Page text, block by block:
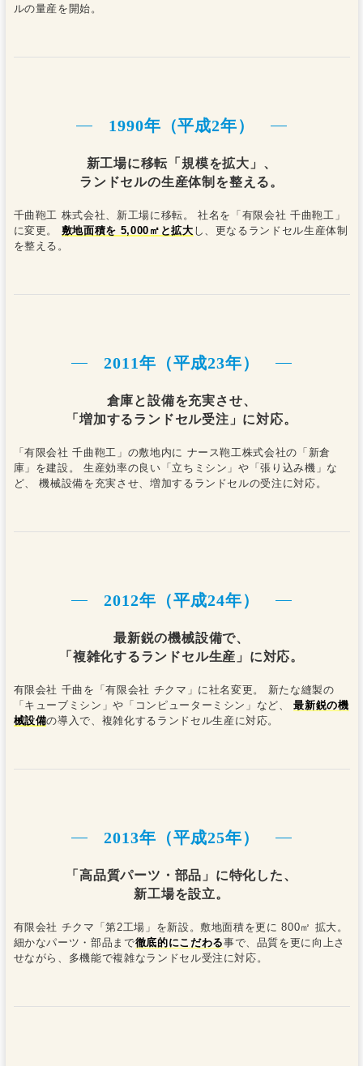
ルの量産を開始。
1990年（平成2年）
新工場に移転「規模を拡大」、
ランドセルの生産体制を整える。
千曲鞄工 株式会社、新工場に移転。 社名を「有限会社 千曲鞄工」
に変更。 敷地面積を 5,000㎡と拡大 し、更なるランドセル生産体制
を整える。
2011年（平成23年）
倉庫と設備を充実させ、
「増加するランドセル受注」に対応。
「有限会社 千曲鞄工」の敷地内に ナース鞄工株式会社の「新倉
庫」を建設。 生産効率の良い「立ちミシン」や「張り込み機」な
ど、 機械設備を充実させ、増加するランドセルの受注に対応。
2012年（平成24年）
最新鋭の機械設備で、
「複雑化するランドセル生産」に対応。
有限会社 千曲を「有限会社 チクマ」に社名変更。 新たな縫製の
「キューブミシン」や「コンピューターミシン」など、最新鋭の機
械設備の導入で、複雑化するランドセル生産に対応。
2013年（平成25年）
「高品質パーツ・部品」に特化した、
新工場を設立。
有限会社 チクマ「第2工場」を新設。敷地面積を更に 800㎡ 拡大。
細かなパーツ・部品まで徹底的にこだわる事で、品質を更に向上さ
せながら、多機能で複雑なランドセル受注に対応。